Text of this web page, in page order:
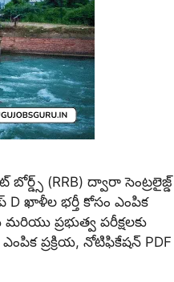
బోర్డ్స్ (RRB) ద్వారా సెంట్రలైజ్డ్
D ఖాళీల భర్తీ కోసం ఎంపిక
ప్రభుత్వ పరీక్షలకు
ప్రక్రియ, నోటిఫికేషన్ PDF